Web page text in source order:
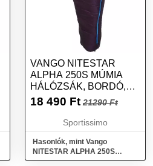
VANGO NITESTAR
ALPHA 250S MÚMIA
HÁLÓZSÁK, BORDÓ,
MÉRET
18 490 Ft 21290 Ft
Sportissimo
Hasonlók, mint Vango
NITESTAR ALPHA 250S
Múmia hálózsák, bordó, méret